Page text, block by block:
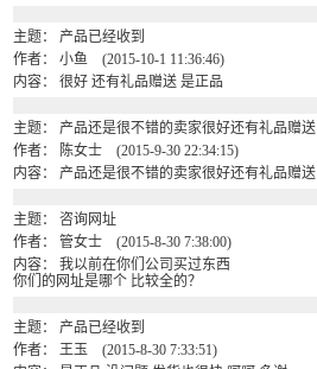
主题： 产品已经收到
作者： 小鱼 (2015-10-1 11:36:46)
内容： 很好 还有礼品赠送 是正品
主题： 产品还是很不错的卖家很好还有礼品赠送
作者： 陈女士 (2015-9-30 22:34:15)
内容： 产品还是很不错的卖家很好还有礼品赠送
主题： 咨询网址
作者： 管女士 (2015-8-30 7:38:00)
内容： 我以前在你们公司买过东西
你们的网址是哪个 比较全的？
主题： 产品已经收到
作者： 王玉 (2015-8-30 7:33:51)